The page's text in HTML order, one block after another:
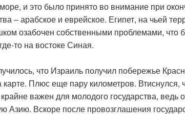
и это было принято во внимание при
– арабское и еврейское. Египет, на чьей
озабочен собственными проблемами, что
то на востоке Синая.
что Израиль получил побережье
Плюс еще пару километров.
важен для молодого государства,
Азию. Вскоре после провозглашения